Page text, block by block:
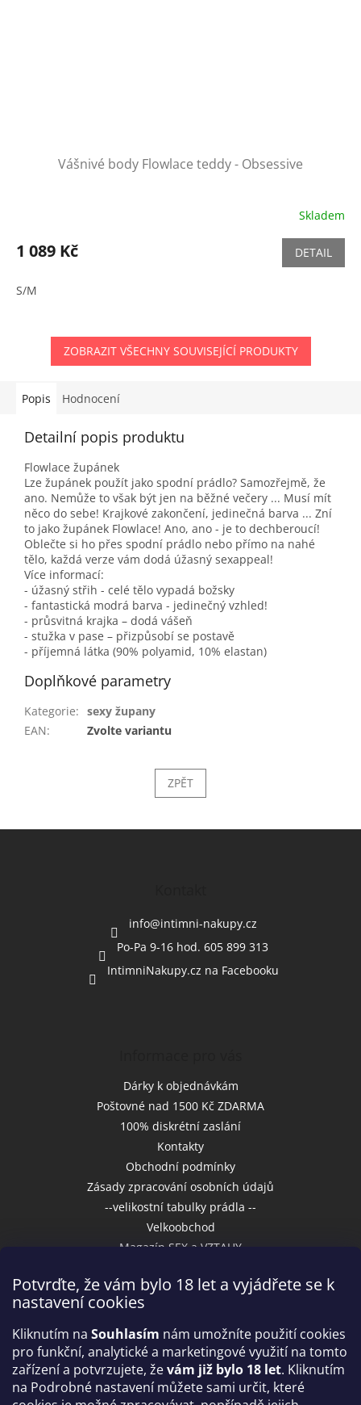
Potvrďte, že vám bylo 18 let a vyjádřete se k
nastavení cookies
Kliknutím na Souhlasím nám umožníte použití cookies
pro funkční, analytické a marketingové využití na tomto
zařízení a potvrzujete, ževám již bylo 18 let. Kliknutím
na Podrobné nastavení můžete sami určit, které
Vášnivé body Flowlace teddy - Obsessive
Skladem
1 089 Kč DETAIL
S/M
ZOBRAZIT VŠECHNY SOUVISEJÍCÍ PRODUKTY
Popis Hodnocení
Detailní popis produktu
Flowlace župánek
Lze župánek použít jako spodní prádlo? Samozřejmě, že
ano. Nemůže to však být jen na běžné večery ... Musí mít
něco do sebe! Krajkové zakončení, jedinečná barva ... Zní
to jako župánek Flowlace! Ano, ano - je to dechberoucí!
Oblečte si ho přes spodní prádlo nebo přímo na nahé
tělo, každá verze vám dodá úžasný sexappeal!
Více informací:
- úžasný střih - celé tělo vypadá božsky
- fantastická modrá barva - jedinečný vzhled!
- průsvitná krajka – dodá vášeň
- stužka v pase – přizpůsobí se postavě
- příjemná látka (90% polyamid, 10% elastan)
Doplňkové parametry
Kategorie: sexy župany
EAN: Zvolte variantu
ZPĚT
info@intimni-nakupy.cz
Po-Pa 9-16 hod. 605 899 313
IntimniNakupy.cz na Facebooku
Dárky k objednávkám
Poštovné nad 1500 Kč ZDARMA
100% diskrétní zaslání
Kontakty
Obchodní podmínky
Zásady zpracování osobních údajů
--velikostní tabulky prádla --
Velkoobchod
Magazín SEX a VZTAHY
Přijímáme online platby